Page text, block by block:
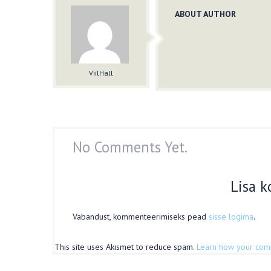
ViilHall
ABOUT AUTHOR
No Comments Yet.
Lisa
Vabandust, kommenteerimiseks pead sisse logima.
This site uses Akismet to reduce spam. Learn how your